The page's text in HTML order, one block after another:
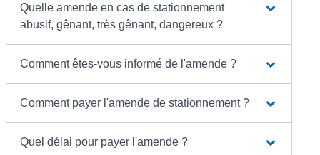
Quelle amende en cas de stationnement
abusif, gênant, très gênant, dangereux ?
Comment êtes-vous informé de l'amende ?
Comment payer l'amende de stationnement ?
Quel délai pour payer l'amende ?